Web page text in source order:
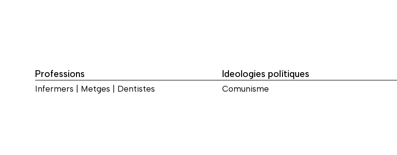
Professions
Infermers | Metges | Dentistes
Ideologies polítiques
Comunisme